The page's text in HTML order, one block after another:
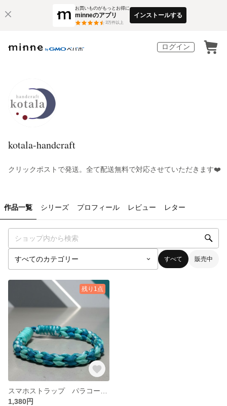
お買いものがもっとお得に
minneのアプリ
3万件以上
インストールする
ログイン
kotala-handcraft
クリックポストで発送。全て配送無料で対応させていただきます❤️
作品一覧 シリーズ プロフィール レビュー レター
すべて 販売中
残り1点
1,380円